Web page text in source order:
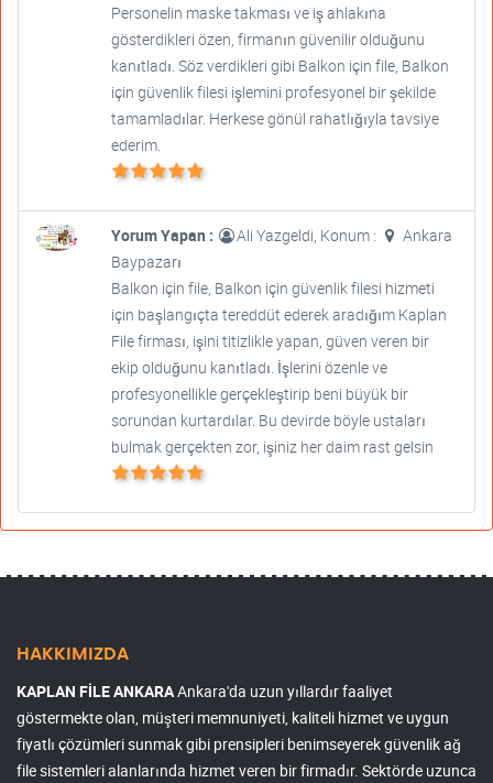
Personelin maske takması ve iş ahlakına
gösterdikleri özen, firmanın güvenilir olduğunu
kanıtladı. Söz verdikleri gibi Balkon için file, Balkon
için güvenlik filesi işlemini profesyonel bir şekilde
tamamladılar. Herkese gönül rahatlığıyla tavsiye
ederim.
Yorum Yapan : Ali Yazgeldi, Konum :
Ankara
Baypazarı
Balkon için file, Balkon için güvenlik filesi hizmeti
için başlangıçta tereddüt ederek aradığım Kaplan
File firması, işini titizlikle yapan, güven veren bir
ekip olduğunu kanıtladı. İşlerini özenle ve
profesyonellikle gerçekleştirip beni büyük bir
sorundan kurtardılar. Bu devirde böyle ustaları
bulmak gerçekten zor, işiniz her daim rast gelsin
HAKKIMIZDA
KAPLAN FİLE ANKARAAnkara'da uzun yıllardır faaliyet
göstermekte olan, müşteri memnuniyeti, kaliteli hizmet ve uygun
fiyatlı çözümleri sunmak gibi prensipleri benimseyerek güvenlik ağ
file sistemleri alanlarında hizmet veren bir firmadır. Sektörde uzunca